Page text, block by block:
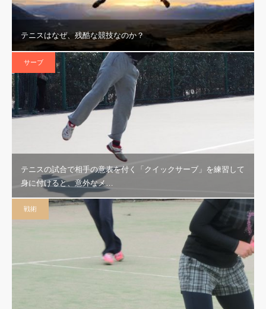
テニスはなぜ、残酷な競技なのか？
サーブ
テニスの試合で相手の意表を付く「クイックサーブ」を練習して
身に付けると、意外なメ…
戦術